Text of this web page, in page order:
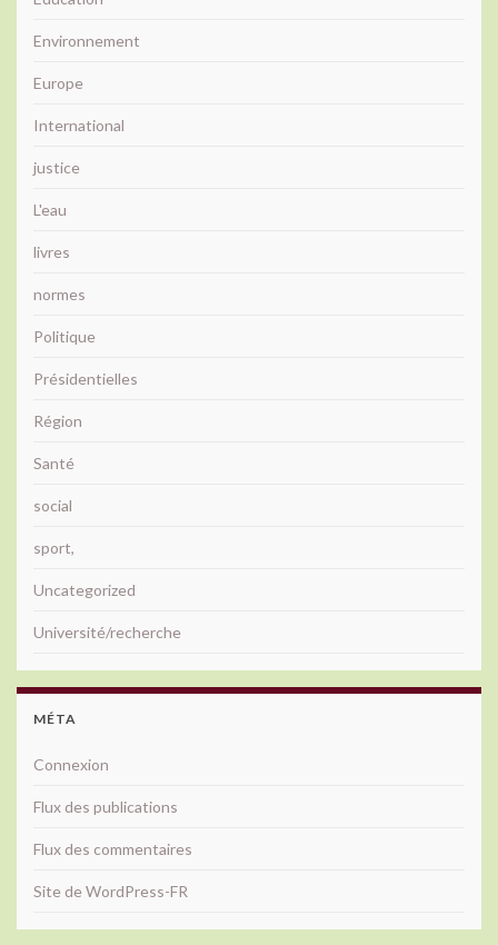
Environnement
Europe
International
justice
L'eau
livres
normes
Politique
Présidentielles
Région
Santé
social
sport,
Uncategorized
Université/recherche
MÉTA
Connexion
Flux des publications
Flux des commentaires
Site de WordPress-FR